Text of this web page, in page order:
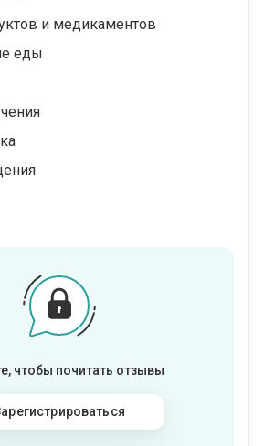
и медикаментов
еды
чтобы почитать отзывы